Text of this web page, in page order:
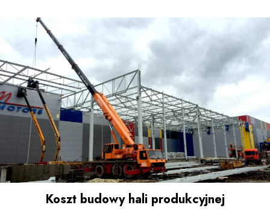
Koszt budowy hali produkcyjnej